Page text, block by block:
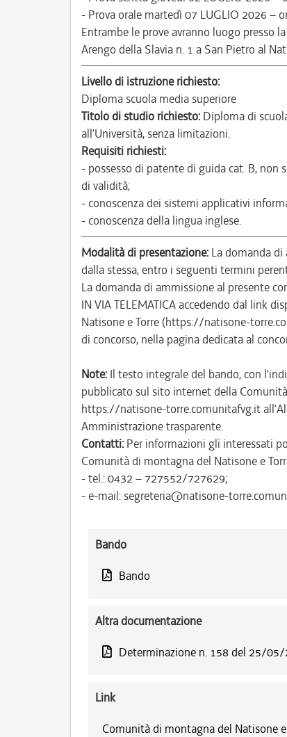
- Prova orale martedì 07 LUGLIO 2026 –
Entrambe le prove avranno luogo presso
Arengo della Slavia n. 1 a San Pietro al
Livello di istruzione richiesto:
Diploma scuola media superiore
Titolo di studio richiesto: Diploma di
all’Università, senza limitazioni.
Requisiti richiesti:
- possesso di patente di guida cat. B, non
di validità;
- conoscenza dei sistemi applicativi
- conoscenza della lingua inglese.
Modalità di presentazione: La domanda di
dalla stessa, entro i seguenti termini
La domanda di ammissione al presente
IN VIA TELEMATICA accedendo dal link
Natisone e Torre (https://natisone-
di concorso, nella pagina dedicata al
Note: Il testo integrale del bando, con
pubblicato sul sito internet della
https://natisone-torre.comunitafvg.it
Amministrazione trasparente.
Contatti: Per informazioni gli interessati
Comunità di montagna del Natisone e
- tel.: 0432 – 727552/727629;
- e-mail: segreteria@natisone-
Bando
Bando
Altra documentazione
Determinazione n. 158 del 25/
Link
Comunità di montagna del Natisone